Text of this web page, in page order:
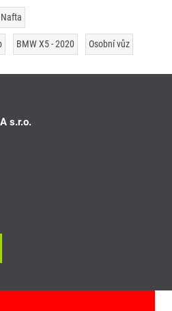
BMW X5 - 2020 Osobní vůz
s.r.o.